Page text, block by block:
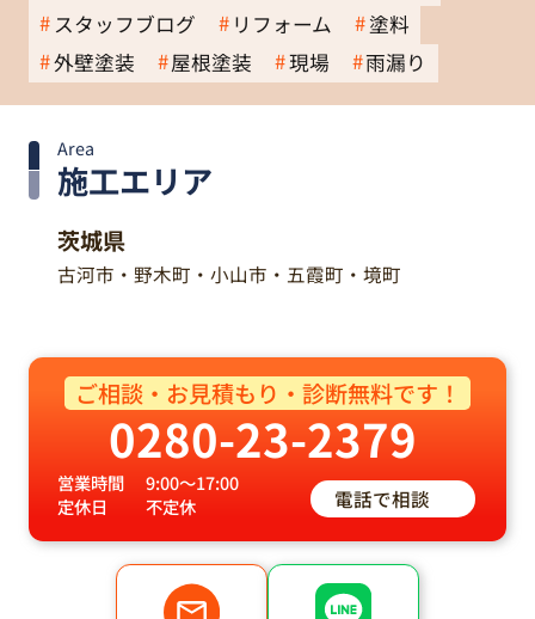
スタッフブログ
リフォーム
塗料
外壁塗装
屋根塗装 現場 雨漏り
施工エリア
Area
茨城県
古河市・野木町・小山市・五霞町・境町
ご相談・お見積もり・診断無料です！
0280-23-2379
営業時間
9:00～17:00
定休日
不定休 電話で相談